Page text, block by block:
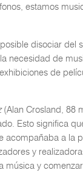
estamos
disociar del
necesidad de
de
(Alan Crosland, 88
Esto significa
acompañaba a la
y
música y